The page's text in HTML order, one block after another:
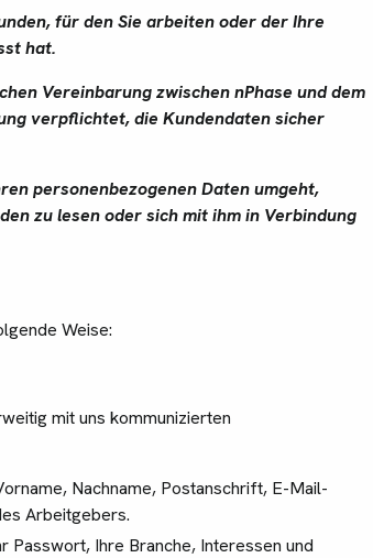
für den Sie arbeiten oder der Ihre
hat.
Vereinbarung zwischen nPhase und dem
verpflichtet, die Kundendaten sicher
personenbezogenen Daten umgeht,
zu lesen oder sich mit ihm in Verbindung
Weise:
mit uns kommunizierten
Nachname, Postanschrift, E-Mail-
Arbeitgebers.
Passwort, Ihre Branche, Interessen und